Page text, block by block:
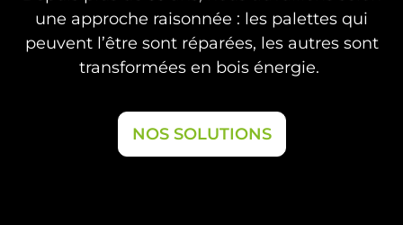
une approche raisonnée : les palettes qui
peuvent l’être sont réparées, les autres sont
transformées en bois énergie.
NOS SOLUTIONS